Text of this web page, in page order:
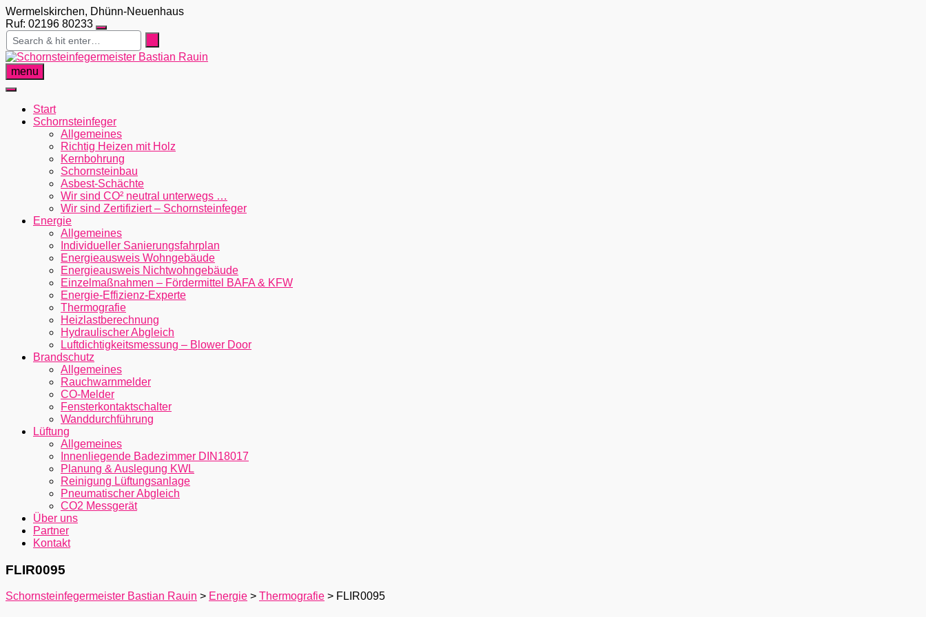
Skip
to
content
Wermelskirchen, Dhünn-Neuenhaus
Ruf: 02196 80233
menu
Start
Schornsteinfeger
Allgemeines
Richtig Heizen mit Holz
Kernbohrung
Schornsteinbau
Asbest-Schächte
Wir sind CO² neutral unterwegs …
Wir sind Zertifiziert – Schornsteinfeger
Energie
Allgemeines
Individueller Sanierungsfahrplan
Energieausweis Wohngebäude
Energieausweis Nichtwohngebäude
Einzelmaßnahmen – Fördermittel BAFA & KFW
Energie-Effizienz-Experte
Thermografie
Heizlastberechnung
Hydraulischer Abgleich
Luftdichtigkeitsmessung – Blower Door
Brandschutz
Allgemeines
Rauchwarnmelder
CO-Melder
Fensterkontaktschalter
Wanddurchführung
Lüftung
Allgemeines
Innenliegende Badezimmer DIN18017
Planung & Auslegung KWL
Reinigung Lüftungsanlage
Pneumatischer Abgleich
CO2 Messgerät
Über uns
Partner
Kontakt
FLIR0095
Schornsteinfegermeister Bastian Rauin > Energie > Thermografie > FLIR0095